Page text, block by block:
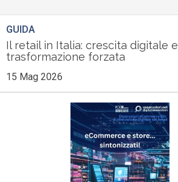
GUIDA
Il retail in Italia: crescita digitale e
trasformazione forzata
15 Mag 2026